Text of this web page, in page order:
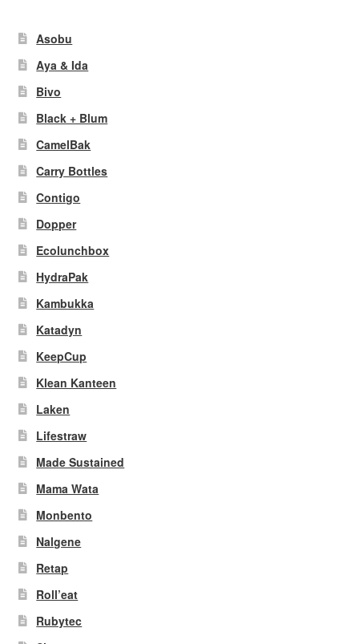
Asobu
Aya & Ida
Bivo
Black + Blum
CamelBak
Carry Bottles
Contigo
Dopper
Ecolunchbox
HydraPak
Kambukka
Katadyn
KeepCup
Klean Kanteen
Laken
Lifestraw
Made Sustained
Mama Wata
Monbento
Nalgene
Retap
Roll’eat
Rubytec